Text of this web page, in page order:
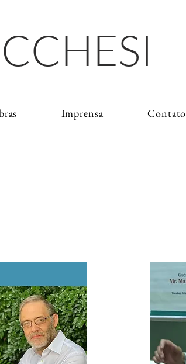
Imprensa Contato